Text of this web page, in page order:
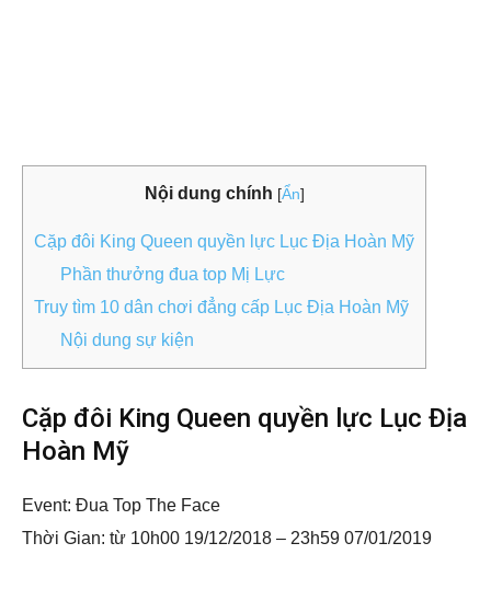
Nội dung chính [Ẩn]
Cặp đôi King Queen quyền lực Lục Địa Hoàn Mỹ
Phần thưởng đua top Mị Lực
Truy tìm 10 dân chơi đẳng cấp Lục Địa Hoàn Mỹ
Nội dung sự kiện
Cặp đôi King Queen quyền lực Lục Địa
Hoàn Mỹ
Event: Đua Top The Face
Thời Gian: từ 10h00 19/12/2018 – 23h59 07/01/2019